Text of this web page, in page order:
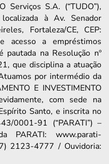
Serviços S.A. (“TUDO”),
à Av. Senador
Fortaleza/CE, CEP:
acesso a empréstimos
pautada na Resolução nº
que disciplina a atuação
por intermédio da
E INVESTIMENTO
com sede na
Santo, e inscrita no
0001-91 (“PARATI”) –
PARATI: www.parati-
2123-4777 / Ouvidoria: